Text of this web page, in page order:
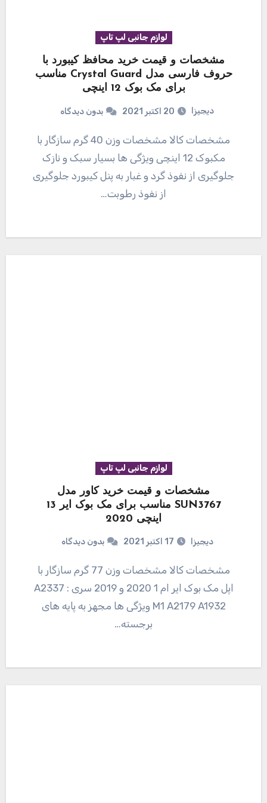
لوازم جانبی لپ تاپ
مشخصات و قیمت خرید محافظ کیبورد با
حروف فارسی مدل Crystal Guard مناسب
برای مک بوک 12 اینچی
دیجیزا 20 اکتبر 2021 بدون دیدگاه
مشخصات کالا مشخصات وزن 40 گرم سازگار با
مکبوک 12 اینچی ویژگی ها بسیار سبک و نازک
جلوگیری از نفوذ گرد و غبار به پنل کیبورد جلوگیری
از نفوذ رطوبت…
لوازم جانبی لپ تاپ
مشخصات و قیمت خرید کاور مدل
SUN3767 مناسب برای مک بوک ایر 13
اینچی 2020
دیجیزا 17 اکتبر 2021 بدون دیدگاه
مشخصات کالا مشخصات وزن 77 گرم سازگار با
اپل مک بوک ایر ام 1 2020 و 2019 سری : A2337
M1 A2179 A1932 ویژگی ها مجهز به پایه های
برجسته…